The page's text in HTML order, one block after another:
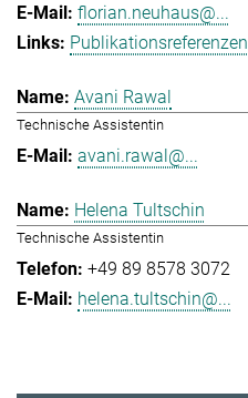
florian.neuhaus@...
Publikationsreferenzen
Avani Rawal
Technische Assistentin
avani.rawal@...
Helena Tultschin
Technische Assistentin
+49 89 8578 3072
helena.tultschin@...